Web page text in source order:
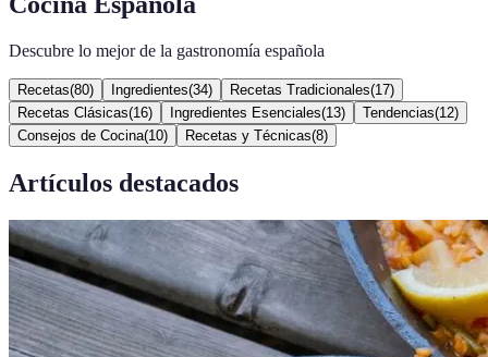
Descubre lo mejor de la gastronomía española
Recetas(80) Ingredientes(34) Recetas Tradicionales(17)
Recetas Clásicas(16) Ingredientes Esenciales(13) Tendencias(12)
Consejos de Cocina(10) Recetas y Técnicas(8)
Artículos destacados